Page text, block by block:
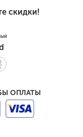
скидки!
ОПЛАТЫ